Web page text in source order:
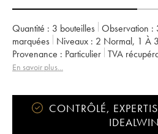
Quantité : 3 bouteilles Observation :
marquées
Niveaux : 2 Normal, 1 À
Provenance : particulier TVA
Région :
Vallée de la Loire
En savoir plus...
CONTRÔLÉ,